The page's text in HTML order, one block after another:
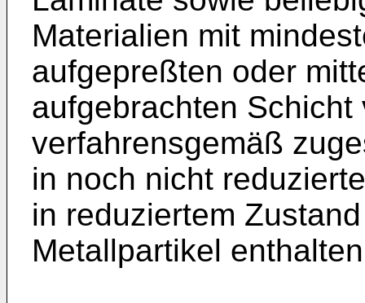
Materialien mit
aufgepreßten oder
aufgebrachten
verfahrensgemäß
in noch nicht
in reduziertem
Metallpartikel